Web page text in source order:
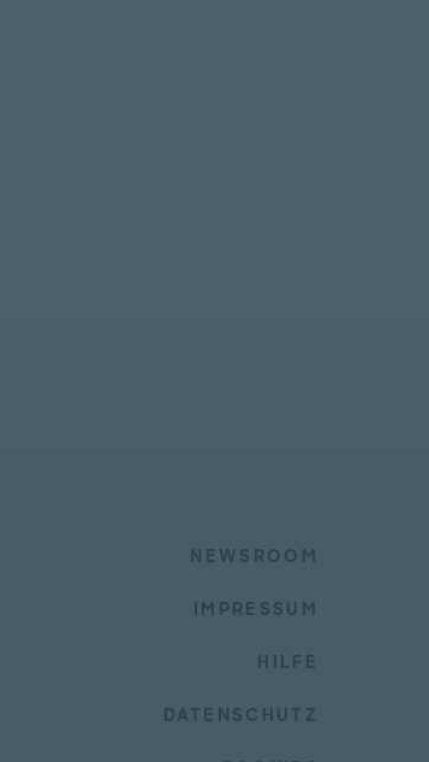
NEWSROOM
IMPRESSUM
HILFE
DATENSCHUTZ